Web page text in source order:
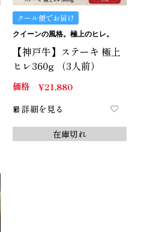
クール便でお届け
クイーンの風格。極上のヒレ。
【神戸牛】ステーキ 極上
ヒレ360g （3人前）
価格 ¥21,880
詳細を見る
在庫切れ